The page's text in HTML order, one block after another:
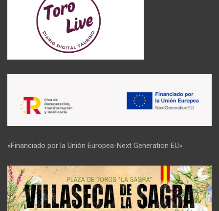
«Financiado por la Unión Europea-Next Generation EU»